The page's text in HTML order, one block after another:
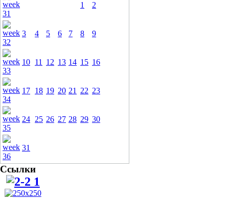
1 2
3 4 5 6 7 8 9
10 11 12 13 14 15 16
17 18 19 20 21 22 23
24 25 26 27 28 29 30
31
Ссылки